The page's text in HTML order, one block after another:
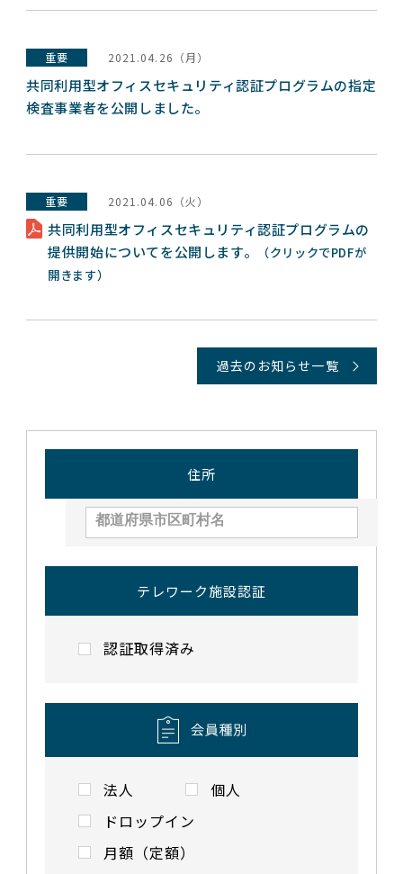
重要 2021.04.26（月）
共同利用型オフィスセキュリティ認証プログラムの指定
検査事業者を公開しました。
重要 2021.04.06（火）
共同利用型オフィスセキュリティ認証プログラムの
提供開始についてを公開します。
（クリックでPDFが
開きます）
過去のお知らせ一覧
住所
テレワーク施設認証
認証取得済み
法人
個人
ドロップイン
月額（定額）